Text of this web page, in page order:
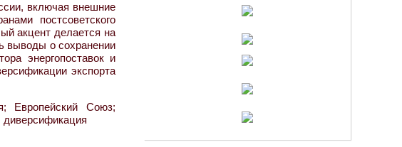
включая внешние
постсоветского
акцент делается на
выводы о сохранении
энергопоставок и
экспорта
Европейский Союз;
диверсификация